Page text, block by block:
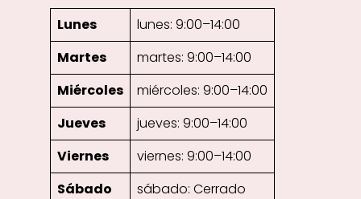
Lunes
lunes: 9:00–14:00
Martes
martes: 9:00–14:00
Miércoles
miércoles: 9:00–14:00
Jueves
jueves: 9:00–14:00
Viernes
viernes: 9:00–14:00
Sábado
sábado: Cerrado